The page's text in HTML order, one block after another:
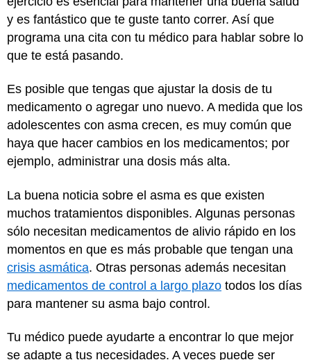
y es fantástico que te guste tanto correr. Así que
programa una cita con tu médico para hablar sobre lo
que te está pasando.
Es posible que tengas que ajustar la dosis de tu
medicamento o agregar uno nuevo. A medida que los
adolescentes con asma crecen, es muy común que
haya que hacer cambios en los medicamentos; por
ejemplo, administrar una dosis más alta.
La buena noticia sobre el asma es que existen
muchos tratamientos disponibles. Algunas personas
sólo necesitan medicamentos de alivio rápido en los
momentos en que es más probable que tengan una
crisis asmática. Otras personas además necesitan
medicamentos de control a largo plazo todos los días
para mantener su asma bajo control.
Tu médico puede ayudarte a encontrar lo que mejor
se adapte a tus necesidades. A veces puede ser